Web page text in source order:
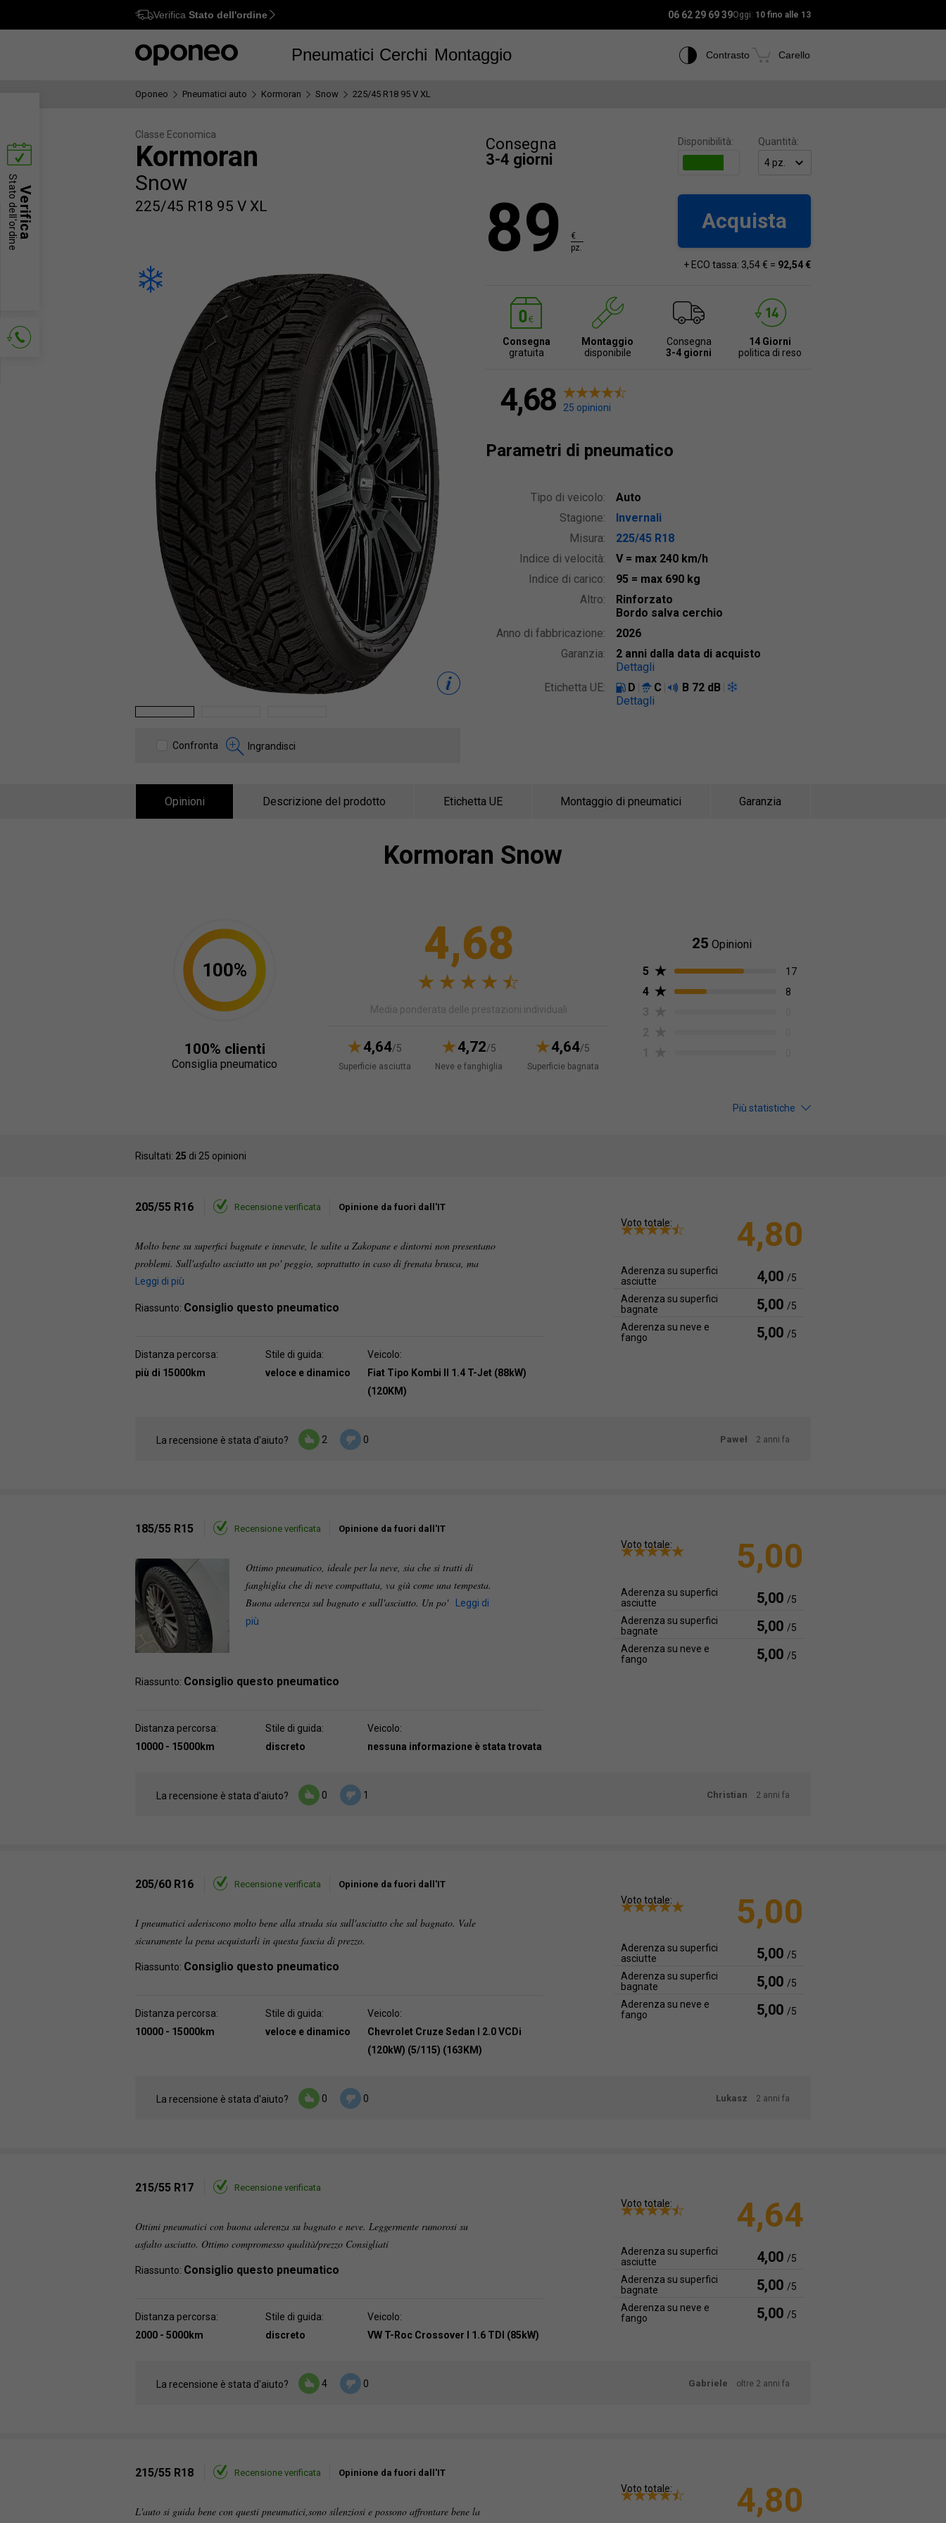
Ctrl M
Verifica Stato dell'ordine 06 62 29 69 39Oggi: 10 fino alle 13
Pneumatici Cerchi Montaggio Contrasto Carello
Oponeo Pneumatici auto Kormoran Snow 225/45 R18 95 V XL
Classe Economica
Kormoran
Snow
225/45 R18 95 V XL
Confronta Ingrandisci
Consegna
3-4 giorni
Disponibilità: Quantità:
89
€
pz.
Acquista
+ ECO tassa: 3,54 € = 92,54 €
Consegna
gratuita
Montaggio
disponibile
Consegna
3-4 giorni
14 Giorni
politica di reso
4,68 25 opinioni
Parametri di pneumatico
Tipo di veicolo:
Auto
Stagione:
Invernali
Misura:
225/45 R18
Indice di velocità:
V = max 240 km/h
Indice di carico:
95 = max 690 kg
Altro:
Rinforzato
Bordo salva cerchio
Anno di fabbricazione:
2026
Garanzia:
2 anni dalla data di acquisto
Dettagli
Etichetta UE:
D C B 72 dB
Dettagli
Opinioni Descrizione del prodotto Etichetta UE Montaggio di pneumatici Garanzia
Kormoran Snow
4,68
Media ponderata delle prestazioni individuali
4,64/5
Superficie asciutta
4,72/5
Neve e fanghiglia
4,64/5
Superficie bagnata
100%
100% clienti
Consiglia pneumatico
25 Opinioni
5
17
4 8
Più statistiche
Risultati: 25 di 25 opinioni
205/55 R16 Recensione verificata Opinione da fuori dall'IT
Molto bene su superfici bagnate e innevate, le salite a Zakopane e dintorni non presentano
problemi. Sull'asfalto asciutto un po' peggio, soprattutto in caso di frenata brusca, ma
Leggi di più
Riassunto: Consiglio questo pneumatico
Distanza percorsa:
più di 15000km
Stile di guida:
veloce e dinamico
Veicolo:
Fiat Tipo Kombi II 1.4 T-Jet (88kW)
(120KM)
Voto totale: 4,80
Aderenza su superfici
asciutte
4,00 /5
Aderenza su superfici
bagnate
5,00 /5
Aderenza su neve e
fango
5,00 /5
La recensione è stata d'aiuto? 2 0 Paweł 2 anni fa
185/55 R15 Recensione verificata Opinione da fuori dall'IT
Ottimo pneumatico, ideale per la neve, sia che si tratti di
fanghiglia che di neve compattata, va giù come una tempesta.
Buona aderenza sul bagnato e sull'asciutto. Un po'
Leggi di
più
Riassunto: Consiglio questo pneumatico
Distanza percorsa:
10000 - 15000km
Stile di guida:
discreto
Veicolo:
nessuna informazione è stata trovata
Voto totale: 5,00
Aderenza su superfici
asciutte
5,00 /5
Aderenza su superfici
bagnate
5,00 /5
Aderenza su neve e
fango
5,00 /5
La recensione è stata d'aiuto? 0 1 Christian 2 anni fa
205/60 R16 Recensione verificata Opinione da fuori dall'IT
I pneumatici aderiscono molto bene alla strada sia sull'asciutto che sul bagnato. Vale
sicuramente la pena acquistarli in questa fascia di prezzo.
Riassunto: Consiglio questo pneumatico
Distanza percorsa:
10000 - 15000km
Stile di guida:
veloce e dinamico
Veicolo:
Chevrolet Cruze Sedan I 2.0 VCDi
(120kW) (5/115) (163KM)
Voto totale: 5,00
Aderenza su superfici
asciutte
5,00 /5
Aderenza su superfici
bagnate
5,00 /5
Aderenza su neve e
fango
5,00 /5
La recensione è stata d'aiuto? 0 0 Lukasz 2 anni fa
215/55 R17 Recensione verificata
Ottimi pneumatici con buona aderenza su bagnato e neve. Leggermente rumorosi su
asfalto asciutto. Ottimo compromesso qualità/prezzo Consigliati
Riassunto: Consiglio questo pneumatico
Distanza percorsa:
2000 - 5000km
Stile di guida:
discreto
Veicolo:
VW T-Roc Crossover I 1.6 TDI (85kW)
Voto totale: 4,64
Aderenza su superfici
asciutte
4,00 /5
Aderenza su superfici
bagnate
5,00 /5
Aderenza su neve e
fango
5,00 /5
La recensione è stata d'aiuto? 4 0 Gabriele oltre 2 anni fa
215/55 R18 Recensione verificata Opinione da fuori dall'IT
L'auto si guida bene con questi pneumatici,sono silenziosi e possono affrontare bene la
Voto totale: 4,80
Verifica
Stato dell'ordine